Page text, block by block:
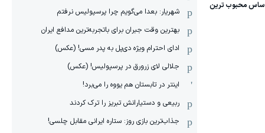
شهریار: بعدا می‌گویم چرا پرسپولیس نرفتم
بهترین وقت جبران برای باتجربه‌ترین مدافع ایران
ادای احترام ویژه دی‌پل به پدر مسی! (عکس)
جلالی لای زرورق در پرسپولیس! (عکس)
اینتر در تابستان هم یووه را می‌برد!
ربیعی و دستیارانش تبریز را ترک کردند
جذاب‌ترین بازی روز: ستاره ایرانی مقابل چلسی!